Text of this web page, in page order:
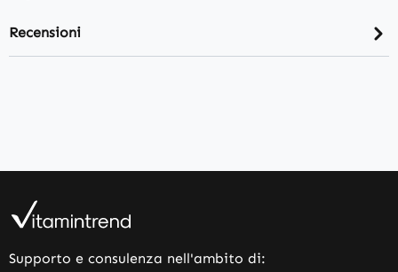
Recensioni
Supporto e consulenza nell'ambito di: